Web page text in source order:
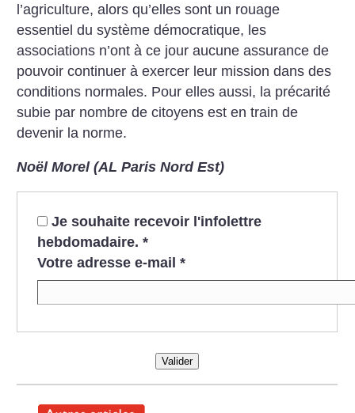
l’agriculture, alors qu’elles sont un rouage
essentiel du système démocratique, les
associations n’ont à ce jour aucune assurance de
pouvoir continuer à exercer leur mission dans des
conditions normales. Pour elles aussi, la précarité
subie par nombre de citoyens est en train de
devenir la norme.
Noël Morel (AL Paris Nord Est)
Je souhaite recevoir l'infolettre
hebdomadaire. *
Votre adresse e-mail *
Valider